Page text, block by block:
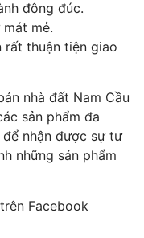
đông đúc.
mẻ.
rất thuận tiện giao
nhà đất Nam Cầu
sản phẩm đa
nhận được sự tư
những sản phẩm
Facebook